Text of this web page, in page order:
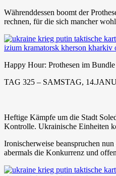
Währenddessen boomt der
rechnen, für die sich mancher
Happy Hour: Prothesen im Bundle
TAG 325 – SAMSTAG,
Heftige Kämpfe um die Stadt
Kontrolle. Ukrainische Einheiten
Ironischerweise beanspruchen
abermals die Konkurrenz und